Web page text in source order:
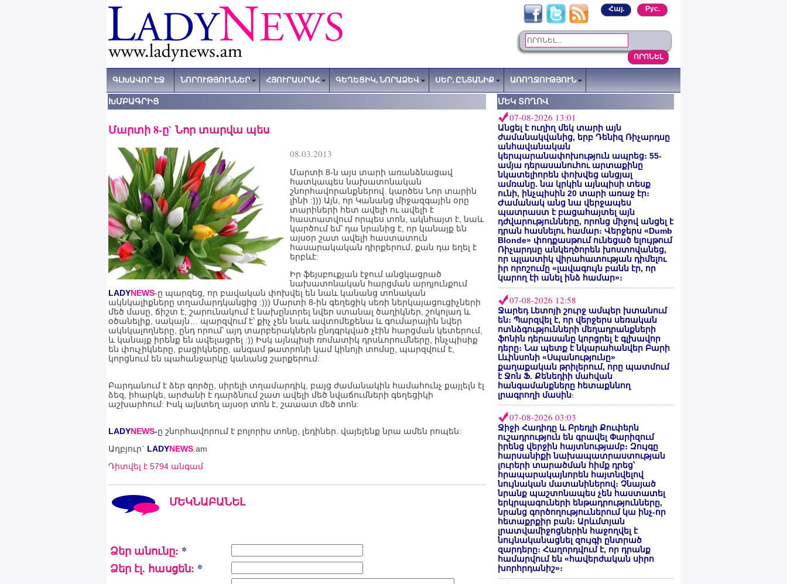
Рус.
Հայ.
ԳԼԽԱՎՈՐ ԷՋ ՆՈՐՈՒԹՅՈՒՆՆԵՐ ՀՅՈՒՐԱՍՐԱՀ ԳԵՂԵՑԻԿ, ՆՈՐԱՁԵՎ ՍԵՐ, ԸՆՏԱՆԻՔ ԱՌՈՂՋՈՒԹՅՈՒՆ
ԽՄԲԱԳՐԻՑ
Մարտի 8-ը` Նոր տարվա պես
08.03.2013
Մարտի 8-ն այս տարի առանձնացավ
հատկապես նախատոնական
շնորհավորանքներով. կարծես Նոր տարին
լինի :))) Այն, որ Կանանց միջազգային օրը
տարիների հետ ավելի ու ավելի է
հաստատվում որպես տոն, ակնհայտ է, նաև
կարծում եմ՝ դա նրանից է, որ կանայք են
այսօր շատ ավելի հաստատուն
հասարակական դիրքերում, քան դա եղել է
երբևէ:
Իր ֆեյսբուքյան էջում անցկացրած
նախատոնական հարցման արդյունքում
LADYNEWS-ը պարզեց, որ բավական փոխվել են նաև կանանց տոնական
ակնկալիքները տղամարդկանցից :))) Մարտի 8-ին գեղեցիկ սեռի ներկայացուցիչների
մեծ մասը, ճիշտ է, շարունակում է նախընտրել նվեր ստանալ ծաղիկներ, շոկոլադ և
օծանելիք, սակայն… պարզվում է՝ քիչ չեն նաև ավտոմեքենա և գումարային նվեր
ակնկալողները, ընդ որում՝ այդ տարբերակներն ընդգրկված չէին հարցման կետերում,
և կանայք իրենք են ավելացրել :)) Իսկ այնպիսի ռոմատիկ դրսևորումները, ինչպիսիք
են փուչիկները, բացիկները, անգամ թատրոնի կամ կինոյի տոմսը, պարզվում է,
կորցնում են պահանջարկը կանանց շարքերում:
Բարդանում է ձեր գործը, սիրելի տղամարդիկ, բայց ժամանակին համահունչ քայլելն էլ
ձեզ, իհարկե, արժանի է դարձնում շատ ավելի մեծ նվաճումների գեղեցիկի
աշխարհում: Իսկ այնտեղ այսօր տոն է, շաաատ մեծ տոն:
LADYNEWS-ը շնորհավորում է բոլորիս տոնը, լեդիներ. վայելենք նրա ամեն րոպեն:
Աղբյուր` LADYNEWS .am
Դիտվել է 5794 անգամ
ՄԵԿՆԱԲԱՆԵԼ
Ձեր անունը: *
Ձեր էլ. հասցեն: *
ՄԵԿ ՏՈՂՈՎ
07-08-2026 13:01
Անցել է ուղիղ մեկ տարի այն
ժամանակվանից, երբ Դենիզ Ռիչարդսը
անհավանական
կերպարանափոխություն ապրեց։ 55-
ամյա դերասանուհու արտաքինը
նկատելիորեն փոխվեց անցյալ
ամռանը. նա կրկին այնպիսի տեսք
ունի, ինչպիսին 20 տարի առաջ էր։
Ժամանակ անց նա վերջապես
պատրաստ է բացահայտել այն
դժվարությունները, որոնց միջով անցել է
դրան հասնելու համար։ Վերջերս «Dumb
Blonde» փոդքասթում ունեցած ելույթում
Ռիչարդսը անկեղծորեն խոստովանեց,
որ պլաստիկ վիրահատության դիմելու
իր որոշումը «լավագույն բանն էր, որ
կարող էի անել ինձ համար»։
07-08-2026 12:58
Ջարեդ Լետոյի շուրջ ամպեր խտանում
են։ Պարզվել է, որ վերջերս սեռական
ոտնձգությունների մեղադրանքների
ֆոնին դերասանը կորցրել է գլխավոր
դերը։ Նա պետք է նկարահանվեր Բարի
Լևինսոնի «Սպանությունը»
քաղաքական թրիլերում, որը պատմում
է Ջոն Ֆ. Քենեդիի մահվան
հանգամանքները հետաքննող
լրագրողի մասին։
07-08-2026 03:03
Ջիջի Հադիդը և Բրեդլի Քուփերն
ուշադրություն են գրավել Փարիզում
իրենց վերջին հայտնությամբ։ Զույգը
հարսանիքի նախապատրաստության
լուրերի տարածման հիմք դրեց՝
հրապարակայնորեն հայտնվելով
նույնական մատանիներով։ Չնայած
նրանք պաշտոնապես չեն հաստատել
երկրպագուների ենթադրությունները,
նրանց գործողություւներում կա ինչ-որ
հետաքրքիր բան։ Արևմտյան
լրատվամիջոցներին հաջողվել է
նույնականացնել զույգի ընտրած
զարդերը։ Հաղորդվում է, որ դրանք
համարվում են «հավերժական սիրո
խորհրդանիշ»։